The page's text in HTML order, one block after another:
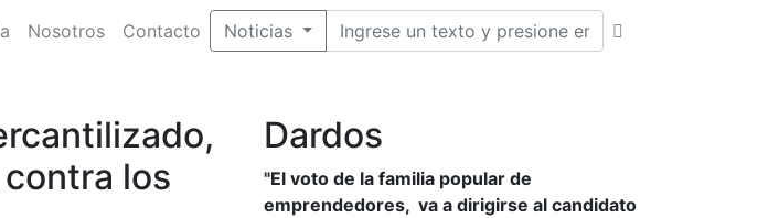
Nosotros Contacto Noticias
los
Dardos
"El voto de la familia popular de
emprendedores, va a dirigirse al candidato